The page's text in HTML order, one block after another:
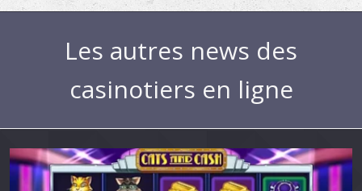
Les autres news des
casinotiers en ligne